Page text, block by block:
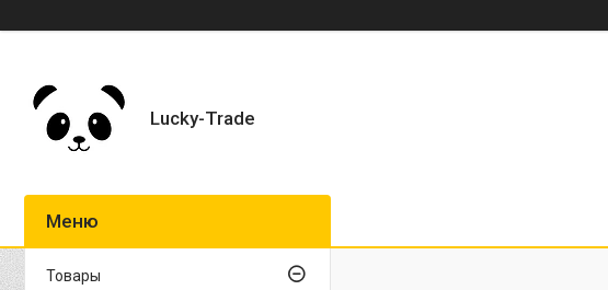
Lucky-Trade
Товары